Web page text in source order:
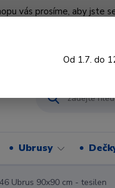
vás prosíme, aby
Ubrusy
Ubrus 90x90 cm - tesilen
Od 1.7. do